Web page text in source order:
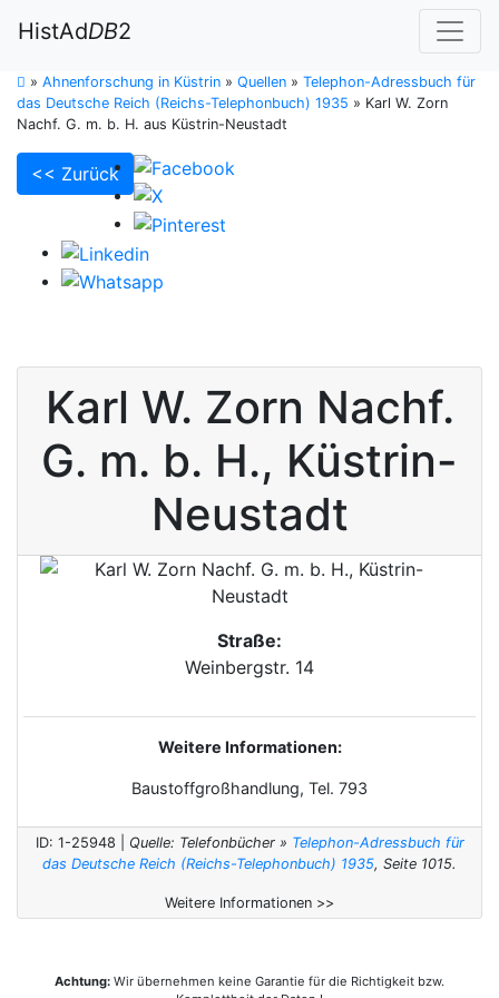
HistAdDB2
» Ahnenforschung in Küstrin » Quellen » Telephon-Adressbuch für
das Deutsche Reich (Reichs-Telephonbuch) 1935 » Karl W. Zorn
Nachf. G. m. b. H. aus Küstrin-Neustadt
<< Zurück
Karl W. Zorn Nachf.
G. m. b. H., Küstrin-
Neustadt
Straße:
Weinbergstr. 14
Weitere Informationen:
Baustoffgroßhandlung, Tel. 793
ID: 1-25948 | Quelle: Telefonbücher » Telephon-Adressbuch für
das Deutsche Reich (Reichs-Telephonbuch) 1935, Seite 1015.
Weitere Informationen >>
Achtung: Wir übernehmen keine Garantie für die Richtigkeit bzw.